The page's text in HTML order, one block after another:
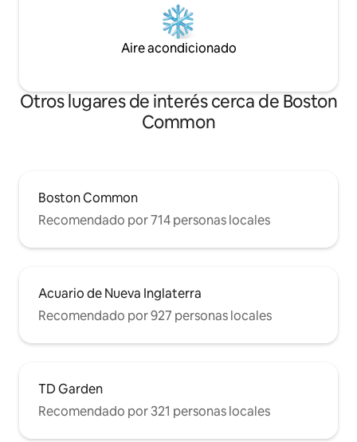
Aire acondicionado
Otros lugares de interés cerca de Boston
Common
Boston Common
Recomendado por 714 personas locales
Acuario de Nueva Inglaterra
Recomendado por 927 personas locales
TD Garden
Recomendado por 321 personas locales